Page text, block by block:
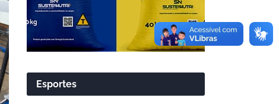
Esportes